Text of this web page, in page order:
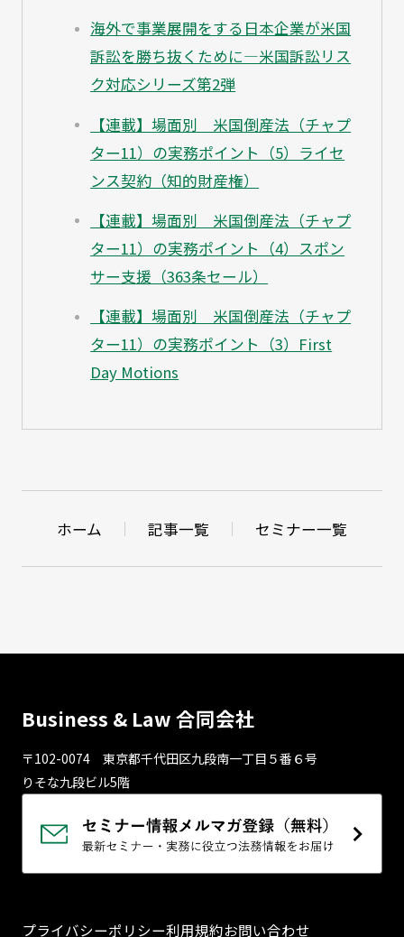
海外で事業展開をする日本企業が米国
訴訟を勝ち抜くために―米国訴訟リス
ク対応シリーズ第2弾
【連載】場面別 米国倒産法（チャプ
ター11）の実務ポイント（5）ライセ
ンス契約（知的財産権）
【連載】場面別 米国倒産法（チャプ
ター11）の実務ポイント（4）スポン
サー支援（363条セール）
【連載】場面別 米国倒産法（チャプ
ター11）の実務ポイント（3）First
Day Motions
ホーム 記事一覧 セミナー一覧
Business & Law 合同会社
〒102-0074 東京都千代⽥区九段南⼀丁⽬５番６号
りそな九段ビル5階
プライバシーポリシー利用規約お問い合わせ